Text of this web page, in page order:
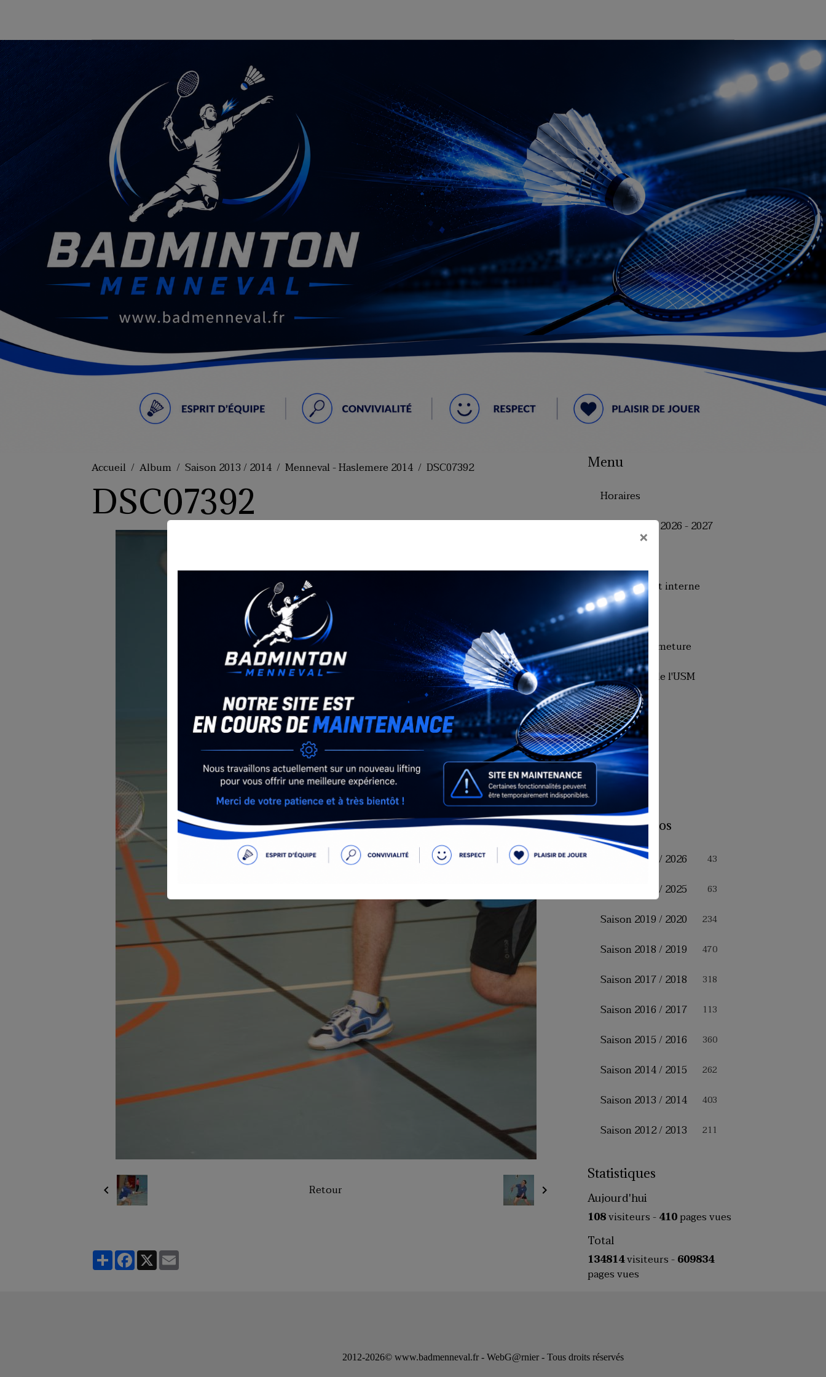
Accueil Album Saison 2013 / 2014 Menneval - Haslemere 2014 DSC07392
DSC07392
Retour
PartagerFacebook
X
Menu
Horaires
Inscriptions 2026 - 2027
Le règlement interne
Le bureau
Dates de fermeture
Historique de l'USM
Badminton
Presse
Facebook
Album photos
Saison 2025 / 2026 43
Saison 2024 / 2025 63
Saison 2019 / 2020 234
Saison 2018 / 2019 470
Saison 2017 / 2018 318
Saison 2016 / 2017 113
Saison 2015 / 2016 360
Saison 2014 / 2015 262
Saison 2013 / 2014 403
Saison 2012 / 2013 211
Statistiques
Aujourd'hui
108visiteurs -410pages vues
Total
134814visiteurs -609834
pages vues
2012-2026© www.badmenneval.fr - WebG@rnier - Tous droits réservés
×